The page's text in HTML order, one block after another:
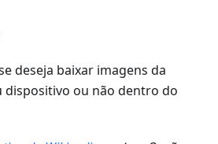
deseja baixar imagens da
dispositivo ou não dentro do